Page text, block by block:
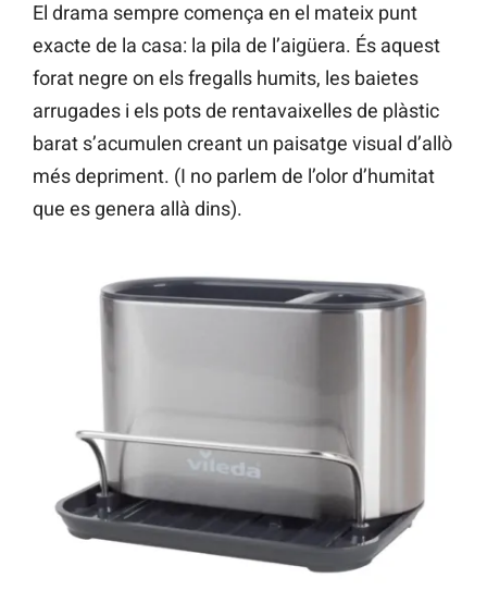
El drama sempre comença en el mateix punt
exacte de la casa: la pila de l’aigüera. És aquest
forat negre on els fregalls humits, les baietes
arrugades i els pots de rentavaixelles de plàstic
barat s’acumulen creant un paisatge visual d’allò
més depriment. (I no parlem de l’olor d’humitat
que es genera allà dins).